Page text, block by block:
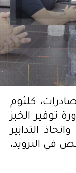
كلثوم
توفير الخبز
التدابير
في التزويد،